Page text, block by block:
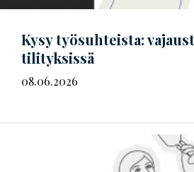
Kysy työsuhteista:
tilityksissä
08.06.2026